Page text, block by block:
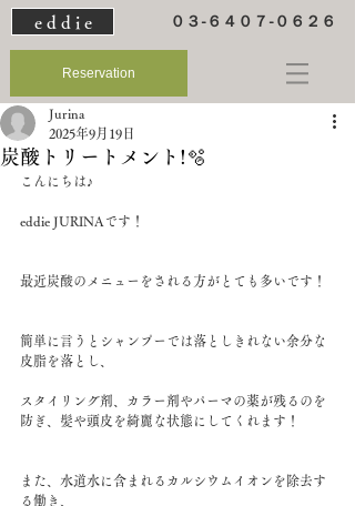
e d d i e ０３-６４０７-０６２６
Reservation
炭酸トリートメント!🫧
Jurina
2025年9月19日
こんにちは♪
eddie JURINAです！
最近炭酸のメニューをされる方がとても多いです！
簡単に言うとシャンプーでは落としきれない余分な
皮脂を落とし、
スタイリング剤、カラー剤やパーマの薬が残るのを
防ぎ、髪や頭皮を綺麗な状態にしてくれます！
また、水道水に含まれるカルシウムイオンを除去す
る働き、